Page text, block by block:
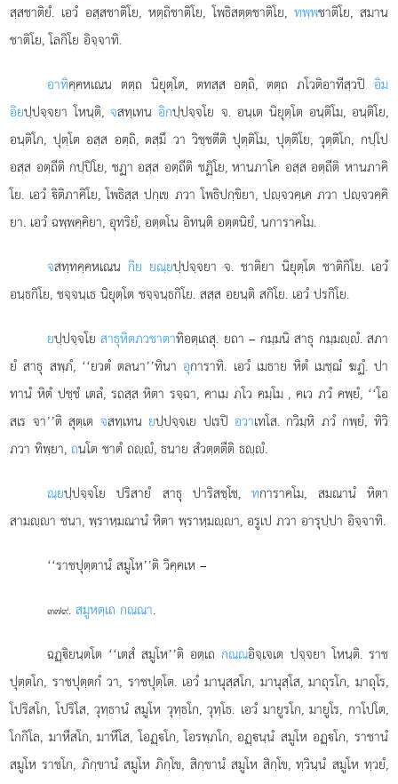
สฺสชาติยํ. เอวํ อสฺสชาติโย, หตฺถิชาติโย, โพธิสตฺตชาติโย, ทพฺพชาติโย, สมาน
ชาติโย, โลกิโย อิจฺจาทิ.
อาทิคฺคหเณน ตตฺถ นิยุตฺโต, ตทสฺส อตฺถิ, ตตฺถ ภโวติอาทีสฺวปิ อิม
อิยปฺปจฺจยา โหนฺติ,จสทฺเทนอิกปฺปจฺจโย จ. อนฺเต นิยุตฺโต อนฺติโม, อนฺติโย,
อนฺติโก, ปุตฺโต อสฺส อตฺถิ, ตสฺมึ วา วิชฺชตีติ ปุตฺติโม, ปุตฺติโย, วุตฺติโก, กปฺโป
อสฺส อตฺถีติ กปฺปิโย, ชฏา อสฺส อตฺถีติ ชฏิโย, หานภาโค อสฺส อตฺถีติ หานภาคิ
โย. เอวํ ิติภาคิโย, โพธิสฺส ปกฺเข ภวา โพธิปกฺขิยา, ปฺจวคฺเค ภวา ปฺจวคฺคิ
ยา. เอวํ ฉพฺพคฺคิยา, อุทริยํ, อตฺตโน อิทนฺติ อตฺตนิยํ, นการาคโม.
จสทฺทคฺคหเณน กิย ยณฺยปฺปจฺจยา จ. ชาติยา นิยุตฺโต ชาติกิโย. เอวํ
อนฺธกิโย, ชจฺจนฺเธ นิยุตฺโต ชจฺจนฺธกิโย. สสฺส อยนฺติ สกิโย. เอวํ ปรกิโย.
ยปฺปจฺจโยสาธุหิตภวชาตาทิอตฺเถสุ. ยถา – กมฺมนิ สาธุ กมฺมฺํ. สภา
ยํ สาธุ สพฺภํ, ‘‘ยวตํ ตลนา’’ทินาอุการาทิ. เอวํ เมธาย หิตํ เมชฺฌํ ฆฏํ. ปา
ทานํ หิตํ ปชฺชํ เตลํ, รถสฺส หิตา รจฺฉา, คาเม ภโว คมฺโม , คเว ภวํ คพฺยํ, ‘‘โอ
สเร จา’’ติ สุตฺเต จสทฺเทน ยปฺปจฺจเย ปเรปิ อวาเทโส. กวิมฺหิ ภวํ กพฺยํ, ทิวิ
ภวา ทิพฺยา,ถนโต ชาตํ ถฺํ, ธนาย สํวตฺตตีติ ธฺํ.
ณฺยปฺปจฺจโย ปริสายํ สาธุ ปาริสชฺโช,ทการาคโม, สมณานํ หิตา
สามฺา ชนา, พฺราหฺมณานํ หิตา พฺราหฺมฺา, อรูเป ภวา อารุปฺปา อิจฺจาทิ.
‘‘ราชปุตฺตานํ สมูโห’’ติ วิคฺคเห –
๓๗๙.สมูหตฺเถ กณณา.
ฉฏฺิยนฺตโต ‘‘เตสํ สมูโห’’ติ อตฺเถ กณณอิจฺเจเต ปจฺจยา โหนฺติ. ราช
ปุตฺตโก, ราชปุตฺตกํ วา, ราชปุตฺโต. เอวํ มานุสฺสโก, มานุสฺโส, มาถุรโก, มาถุโร,
โปริสโก, โปริโส, วุทฺธานํ สมูโห วุทฺธโก, วุทฺโธ. เอวํ มายูรโก, มายูโร, กาโปโต,
โกกิโล, มาหึสโก, มาหึโส, โอฏฺโก, โอรพฺภโก, อฏฺนฺนํ สมูโห อฏฺโก, ราชานํ
สมูโห ราชโก, ภิกฺขานํ สมูโห ภิกฺโข, สิกฺขานํ สมูโห สิกฺโข, ทฺวินฺนํ สมูโห ทฺวยํ,